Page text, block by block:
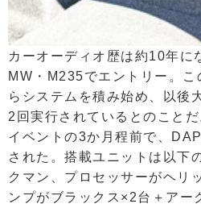
カーオーディオ歴は約10年に
MW・M235でエントリー。
らシステムを積み始め、以後
2回実行されているとのこと
イベントの3か月程前で、
された。搭載ユニットは以下
クマン、プロセッサーがヘリ
ンプがブラックス×2台＋アー